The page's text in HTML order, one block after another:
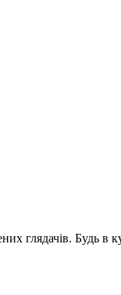
глядачів. Будь в